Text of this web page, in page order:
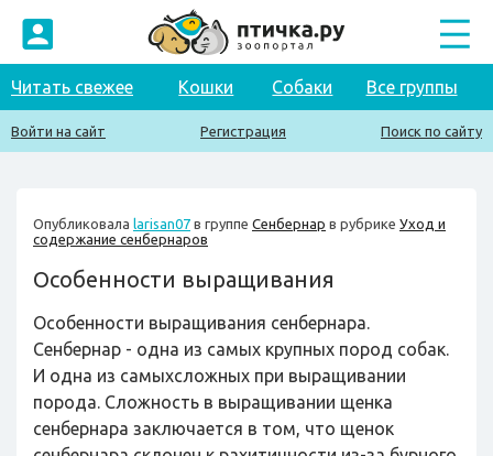
Читать свежее Кошки Собаки Все группы
Войти на сайт Регистрация Поиск по сайту
Опубликовала larisan07 в группе Сенбернар в рубрике Уход и
содержание сенбернаров
Особенности выращивания
Особенности выращивания сенбернара.
Сенбернар - одна из самых крупных пород собак.
И одна из самыхсложных при выращивании
порода. Сложность в выращивании щенка
сенбернара заключается в том, что щенок